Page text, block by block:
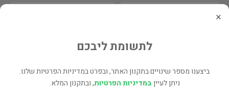
×
לתשומת ליבכם
ביצענו מספר שינויים בתקנון האתר, ובפרט במדיניות הפרטיות שלנו.
ניתן לעייןבמדיניות הפרטיות, ובתקנון המלא.